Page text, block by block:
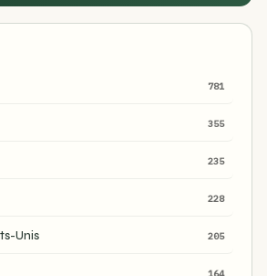
781
355
235
228
Unis 205